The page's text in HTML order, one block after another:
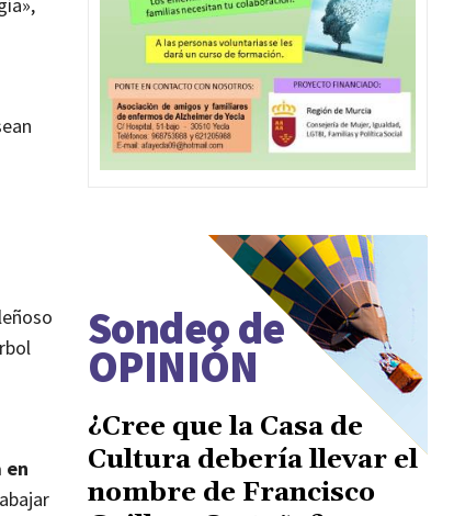
en
Sondeo de
OPINIÓN
¿Cree que la Casa de
Cultura debería llevar el
nombre de Francisco